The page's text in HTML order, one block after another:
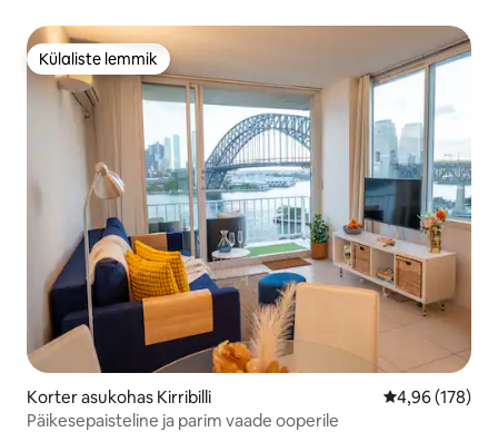
Külaliste lemmik
Külaliste lemmik
Korter asukohas Kirribilli Keskmine
4,96 (178)
Päikesepaisteline ja parim vaade ooperile